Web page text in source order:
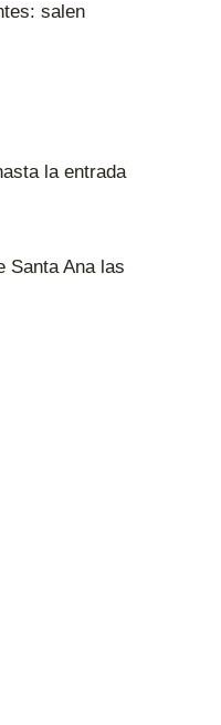
salen
la entrada
Santa Ana las